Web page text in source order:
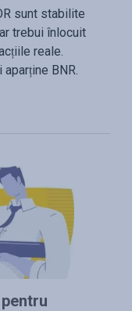
sunt stabilite
trebui înlocuit
reale.
BNR.